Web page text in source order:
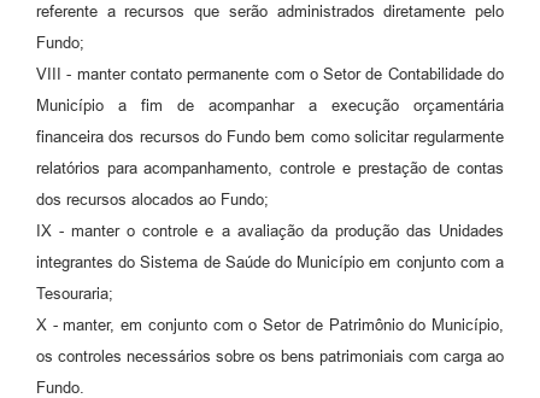
referente a recursos que serão administrados diretamente pelo
Fundo;
VIII - manter contato permanente com o Setor de Contabilidade do
Município a fim de acompanhar a execução orçamentária
financeira dos recursos do Fundo bem como solicitar regularmente
relatórios para acompanhamento, controle e prestação de contas
dos recursos alocados ao Fundo;
IX - manter o controle e a avaliação da produção das Unidades
integrantes do Sistema de Saúde do Município em conjunto com a
Tesouraria;
X - manter, em conjunto com o Setor de Patrimônio do Município,
os controles necessários sobre os bens patrimoniais com carga ao
Fundo.